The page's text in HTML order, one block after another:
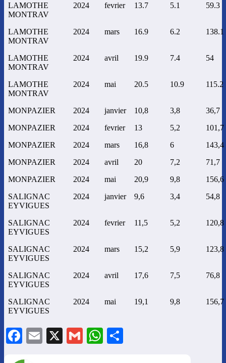
LAMOTHE
MONTRAV
2024 fevrier 13.7 5.1 59.3
LAMOTHE
MONTRAV
2024 mars 16.9 6.2 138.1
LAMOTHE
MONTRAV
2024 avril 19.9 7.4 54
LAMOTHE
MONTRAV
2024 mai 20.5 10.9 115.2
MONPAZIER 2024 janvier 10,8 3,8
36,7
MONPAZIER
2024 fevrier 13 5,2
101,7
MONPAZIER
2024 mars 16,8 6
143,4
MONPAZIER
2024 avril 20 7,2
71,7
MONPAZIER
2024 mai 20,9 9,8
156,6
SALIGNAC
EYVIGUES
2024 janvier 9,6 3,4 54,8
SALIGNAC
EYVIGUES
2024 fevrier 11,5 5,2 120,8
SALIGNAC
EYVIGUES
2024 mars 15,2 5,9 123,8
SALIGNAC
EYVIGUES
2024 avril 17,6 7,5 76,8
SALIGNAC
EYVIGUES
2024 mai 19,1 9,8 156,7
Facebook
Email
X GmailWhatsApp